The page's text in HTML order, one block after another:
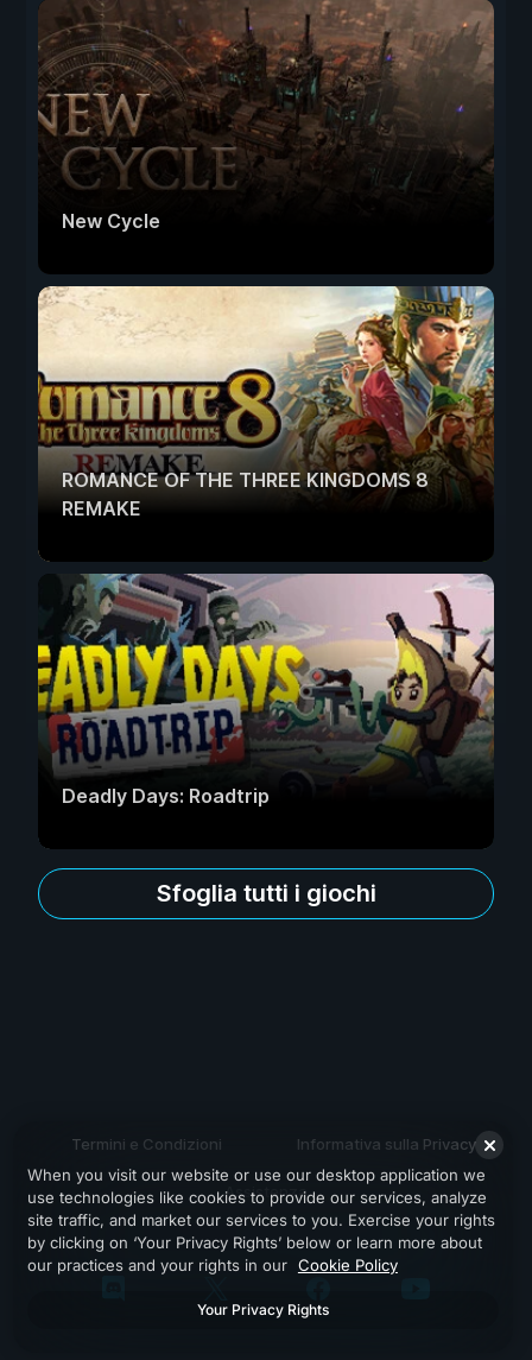
New Cycle
ROMANCE OF THE THREE KINGDOMS 8
REMAKE
Deadly Days: Roadtrip
Sfoglia tutti i giochi
Termini e Condizioni Informativa sulla Privacy
Assistenza
When you visit our website or use our desktop application we
use technologies like cookies to provide our services, analyze
site traffic, and market our services to you. Exercise your rights
by clicking on ‘Your Privacy Rights’ below or learn more about
our practices and your rights in our Cookie Policy
Your Privacy Rights